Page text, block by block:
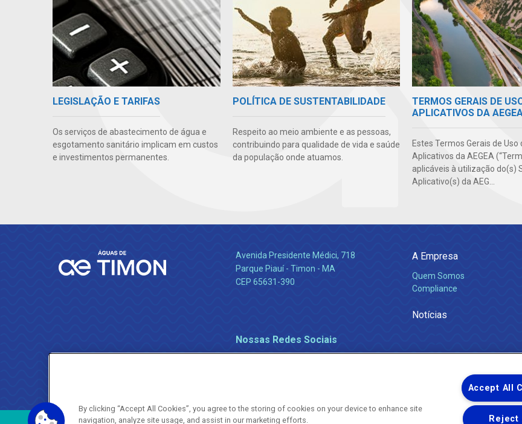
LEGISLAÇÃO E TARIFAS
Os serviços de abastecimento de água e
esgotamento sanitário implicam em custos
e investimentos permanentes.
POLÍTICA DE SUSTENTABILIDADE
Respeito ao meio ambiente e as pessoas,
contribuindo para qualidade de vida e saúde
da população onde atuamos.
TERMOS GERAIS DE
APLICATIVOS DA
Estes Termos Gerais de Uso
Aplicativos da AEGEA
aplicáveis à utilização do(s)
Aplicativo(s) da AEG...
Avenida Presidente Médici, 718
Parque Piauí - Timon - MA
CEP 65631-390
Nossas Redes Sociais
A Empresa
Quem Somos
Compliance
Notícias
By clicking “Accept All Cookies”, you agree to the storing of cookies on your device to enhance site
navigation, analyze site usage, and assist in our marketing efforts.
Accept All
Reject